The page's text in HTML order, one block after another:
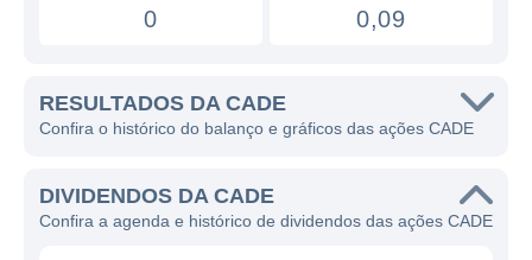
0 0,09
RESULTADOS DA CADE
Confira o histórico do balanço e gráficos das ações CADE
DIVIDENDOS DA CADE
Confira a agenda e histórico de dividendos das ações CADE